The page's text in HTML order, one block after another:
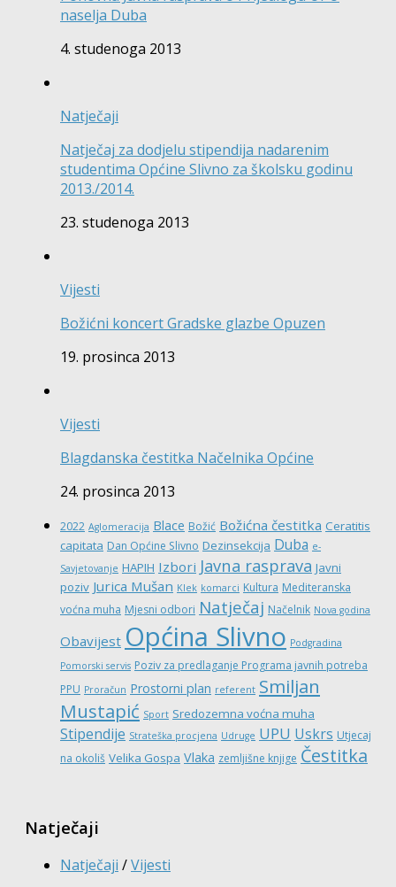
naselja Duba
4. studenoga 2013
Natječaji
Natječaj za dodjelu stipendija nadarenim
studentima Općine Slivno za školsku godinu
2013./2014.
23. studenoga 2013
Vijesti
Božićni koncert Gradske glazbe Opuzen
19. prosinca 2013
Vijesti
Blagdanska čestitka Načelnika Općine
24. prosinca 2013
2022 Aglomeracija Blace Božić Božićna čestitka Ceratitis
capitata Dan Općine Slivno Dezinsekcija Duba e-
Savjetovanje HAPIH Izbori Javna rasprava Javni
poziv Jurica Mušan Klek komarci Kultura Mediteranska
voćna muha Mjesni odbori Natječaj Načelnik Nova godina
Obavijest Općina Slivno Podgradina
Pomorski servis Poziv za predlaganje Programa javnih potreba
PPU Proračun Prostorni plan referent Smiljan
Mustapić Sport Sredozemna voćna muha
Stipendije Strateška procjena Udruge UPU Uskrs Utjecaj
na okoliš Velika Gospa Vlaka zemljišne knjige Čestitka
Natječaji
Natječaji /Vijesti